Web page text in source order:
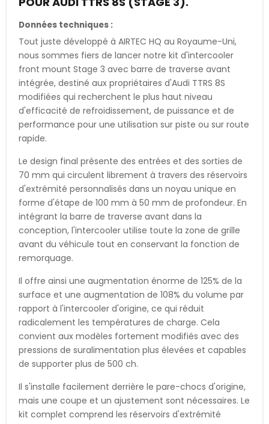
Données techniques :
Tout juste développé à AIRTEC HQ au Royaume-Uni,
nous sommes fiers de lancer notre kit d'intercooler
front mount Stage 3 avec barre de traverse avant
intégrée, destiné aux propriétaires d'Audi TTRS 8S
modifiées qui recherchent le plus haut niveau
d'efficacité de refroidissement, de puissance et de
performance pour une utilisation sur piste ou sur route
rapide.
Le design final présente des entrées et des sorties de
70 mm qui circulent librement à travers des réservoirs
d'extrémité personnalisés dans un noyau unique en
forme d'étape de 100 mm à 50 mm de profondeur. En
intégrant la barre de traverse avant dans la
conception, l'intercooler utilise toute la zone de grille
avant du véhicule tout en conservant la fonction de
remorquage.
Il offre ainsi une augmentation énorme de 125% de la
surface et une augmentation de 108% du volume par
rapport à l'intercooler d'origine, ce qui réduit
radicalement les températures de charge. Cela
convient aux modèles fortement modifiés avec des
pressions de suralimentation plus élevées et capables
de supporter plus de 500 ch.
Il s'installe facilement derrière le pare-chocs d'origine,
mais une coupe et un ajustement sont nécessaires. Le
kit complet comprend les réservoirs d'extrémité